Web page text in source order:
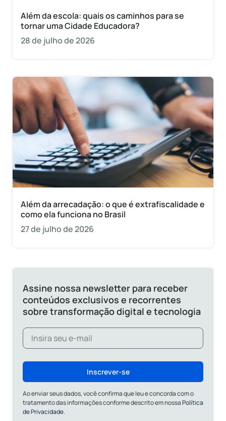
Além da escola: quais os caminhos para se
tornar uma Cidade Educadora?
28 de julho de 2026
Além da arrecadação: o que é extrafiscalidade e
como ela funciona no Brasil
27 de julho de 2026
Assine nossa newsletter para receber
conteúdos exclusivos e recorrentes
sobre transformação digital e tecnologia
Inscrever-se
Ao enviar seus dados, você confirma que leu e concorda com o
tratamento das informações conforme descrito em nossaPolítica
de Privacidade.